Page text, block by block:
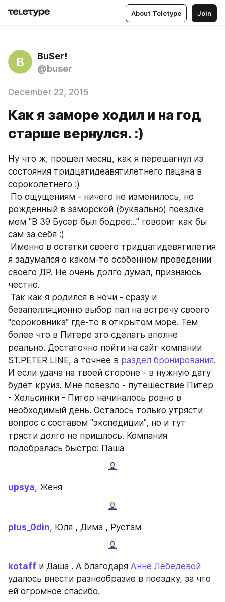
About Teletype Join
B
BuSer!
@buser
December 22, 2015
Как я заморе ходил и на год
старше вернулся. :)
Ну что ж, прошел месяц, как я перешагнул из
состояния тридцатидеавятилетнего пацана в
сороколетнего :)
рожденный в заморской (буквально) поездке
мем "В 39 Бусер был бодрее..." говорит как бы
сам за себя :)
я задумался о каком-то особенном проведении
своего ДР. Не очень долго думал, признаюсь
честно.
безапелляционно выбор пал на встречу своего
"сороковника" где-то в открытом море. Тем
более что в Питере это сделать вполне
реально. Достаточно пойти на сайт компании
ST.PETER LINE, а точнее в раздел бронирования.
И если удача на твоей стороне - в нужную дату
будет круиз. Мне повезло - путешествие Питер
- Хельсинки - Питер начиналось ровно в
необходимый день. Осталось только утрясти
вопрос с составом "экспедиции", но и тут
трясти долго не пришлось. Компания
подобралась быстро: Паша
upsya, Женя
plus_0din, Юля , Дима , Рустам
kotaff и Даша . А благодаря Анне Лебедевой
удалось внести разнообразие в поездку, за что
ей огромное спасибо.